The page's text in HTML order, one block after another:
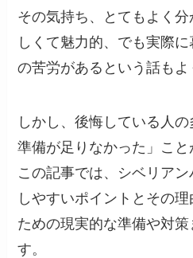
その気持ち、とてもよく
しくて魅力的、でも実際
の苦労があるという話もよ
しかし、後悔している人
準備が足りなかった」こと
この記事では、シベリア
しやすいポイントとその
ための現実的な準備や対
す。